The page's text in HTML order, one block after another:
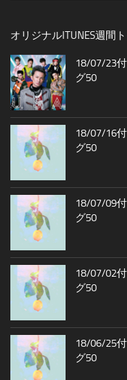
オリジナルITUNES週間
18/07/23
グ50
18/07/16
グ50
18/07/09
グ50
18/07/02
グ50
18/06/25
グ50